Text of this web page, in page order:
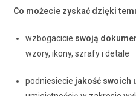
Co możecie zyskać dzięki
wzbogacicie swoją
wzory, ikony, szrafy i detale
podniesiecie jakość swoich